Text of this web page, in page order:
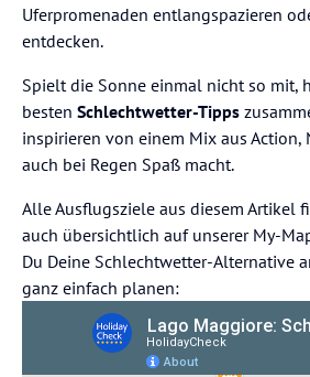
Uferpromenaden entlangspazieren
entdecken.
Spielt die Sonne einmal nicht so mit,
besten Schlechtwetter-Tipps
inspirieren von einem Mix aus Action,
auch bei Regen Spaß macht.
Alle Ausflugsziele aus diesem Artikel
auch übersichtlich auf unserer My-
Du Deine Schlechtwetter-Alternative
ganz einfach planen: